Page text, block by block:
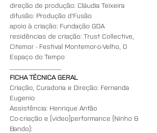
direção de produção: Cláudia Teixeira
difusão: Produção d'Fusão
apoio à criação: Fundação GDA
residências de criação: Trust Collective,
Citemor - Festival Montemor-o-Velho, O
Espaço do Tempo
FICHA TÉCNICA GERAL
Criação, Curadoria e Direção: Fernanda
Eugenio
Assistência: Henrique Antão
Co-criação e (video)performance (Ninho &
Bando):